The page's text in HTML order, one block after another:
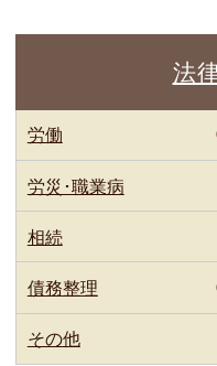
法
労働
労災･職業病
相続
債務整理
その他